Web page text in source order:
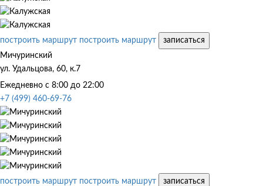
построить маршрут построить маршрут
записаться
Мичуринский
ул. Удальцова, 60, к.7
Ежедневно с 8:00 до 22:00
+7 (499) 460-69-76
построить маршрут построить маршрут
записаться